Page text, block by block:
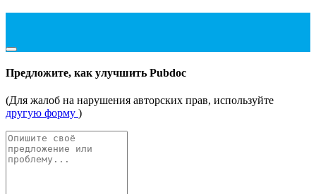
Предложите, как улучшить Pubdoc
(Для жалоб на нарушения авторских прав, используйте
другую форму )